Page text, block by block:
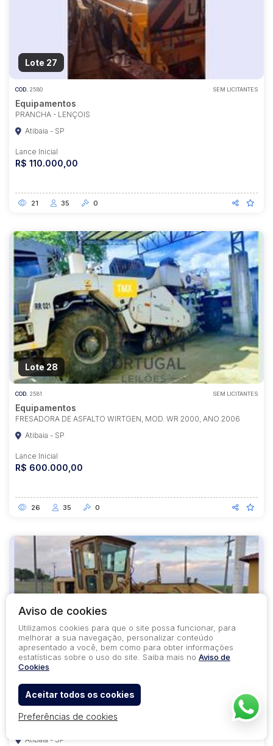
Lote 27
COD. 2580 SEM LICITANTES
Equipamentos
PRANCHA - LENÇOIS
Atibaia - SP
Lance Inicial
R$ 110.000,00
21 35 0
Lote 28
COD. 2581 SEM LICITANTES
Equipamentos
FRESADORA DE ASFALTO WIRTGEN, MOD. WR 2000, ANO 2006
Atibaia - SP
Lance Inicial
R$ 600.000,00
26 35 0
Lote 29
COD.2582 CONDICIONAL
Máquinas Pesadas
PATROL CATERPILLAR, MOD. 120G, ANO 1996
Atibaia - SP
Aviso de cookies
Utilizamos cookies para que o site possa funcionar, para
melhorar a sua navegação, personalizar conteúdo
apresentado a você, bem como para obter informações
estatísticas sobre o uso do site. Saiba mais no Aviso de
Cookies
Aceitar todos os cookies
Preferências de cookies